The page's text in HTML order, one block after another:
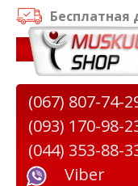
Бесплатная
на тренажеры
(067) 807-74-
(093) 170-98-
(044) 353-88-
Viber